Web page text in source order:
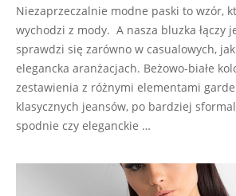
Niezaprzeczalnie modne paski to wzór,
wychodzi z mody. A nasza bluzka łączy
sprawdzi się zarówno w casualowych,
elegancka aranżacjach. Beżowo-białe
zestawienia z różnymi elementami
klasycznych jeansów, po bardziej
spodnie czy eleganckie …